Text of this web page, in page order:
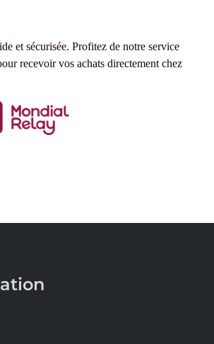
et sécurisée. Profitez de notre service
recevoir vos achats directement chez